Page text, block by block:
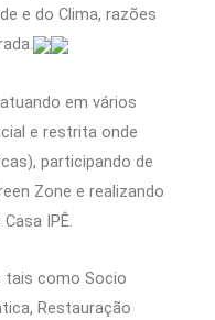
e do Clima, razões
em vários
e restrita onde
participando de
Zone e realizando
IPÊ.
como Socio
Restauração